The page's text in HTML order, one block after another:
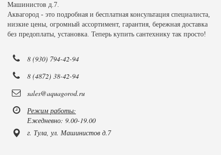
Машинистов д.7.
Аквагород - это подробная и бесплатная консультация специалиста,
низкие цены, огромный ассортимент, гарантия, бережная доставка
без предоплаты, установка. Теперь купить сантехнику так просто!
8 (930) 794-42-94
8 (4872) 38-42-94
sales@aquagorod.ru
Режим работы:
Ежедневно: 9.00-19.00
г. Тула, ул. Машинистов д.7